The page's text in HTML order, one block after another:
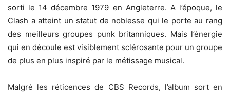
sorti le 14 décembre 1979 en Angleterre. A l’époque, le
Clash a atteint un statut de noblesse qui le porte au rang
des meilleurs groupes punk britanniques. Mais l’énergie
qui en découle est visiblement sclérosante pour un groupe
de plus en plus inspiré par le métissage musical.
Malgré les réticences de CBS Records, l’album sort en